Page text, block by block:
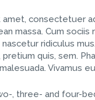
consectetuer
massa. Cum
ridiculus
quis, sem.
Vivamus
, three- and four-